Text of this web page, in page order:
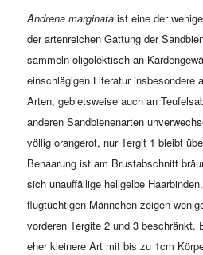
Andrena marginata ist eine der
der artenreichen Gattung der
sammeln oligolektisch an
einschlägigen Literatur insbesondere
Arten, gebietsweise auch an
anderen Sandbienenarten
völlig orangerot, nur Tergit 1 bleibt
Behaarung ist am Brustabschnitt
sich unauffällige hellgelbe
flugtüchtigen Männchen zeigen
vorderen Tergite 2 und 3 beschränkt.
eher kleinere Art mit bis zu 1cm